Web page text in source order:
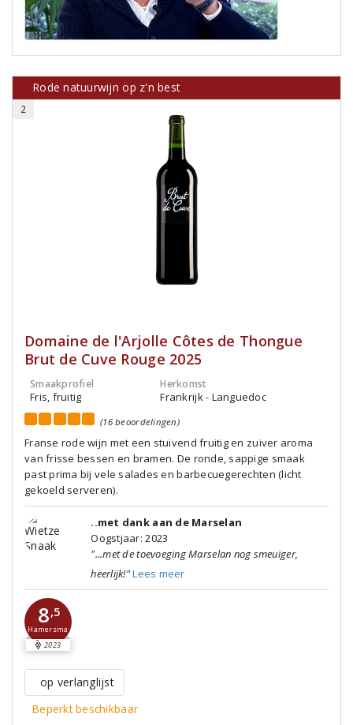
Rode natuurwijn op z'n best
2
Domaine de l'Arjolle Côtes de Thongue
Brut de Cuve Rouge 2025
Smaakprofiel
Fris, fruitig
Herkomst
Frankrijk - Languedoc
(16 beoordelingen)
Franse rode wijn met een stuivend fruitig en zuiver aroma
van frisse bessen en bramen. De ronde, sappige smaak
past prima bij vele salades en barbecuegerechten (licht
gekoeld serveren).
..met dank aan de Marselan
Oogstjaar: 2023
"...met de toevoeging Marselan nog smeuïger,
heerlijk!"Lees meer
8,5
Hamersma
2023
op verlanglijst
Beperkt beschikbaar